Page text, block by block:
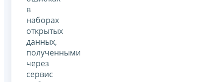
в
наборах
открытых
данных,
полученными
через
сервис